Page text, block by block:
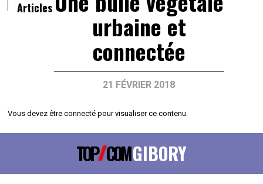
Articles
urbaine et
connectée
21 FÉVRIER 2018
Vous devez être connecté pour visualiser ce contenu.
TOP COMGIBORY